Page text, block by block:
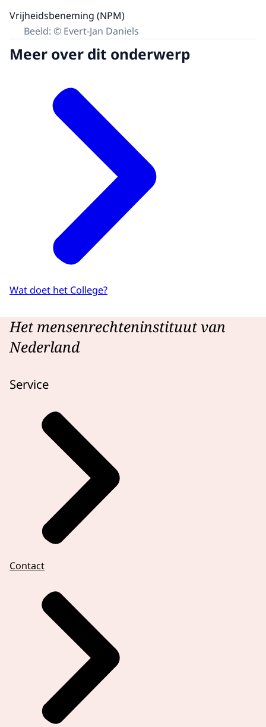
Vrijheidsbeneming (NPM)
Beeld: © Evert-Jan Daniels
Meer over dit onderwerp
Wat doet het College?
Het mensenrechteninstituut van
Nederland
Service
Contact